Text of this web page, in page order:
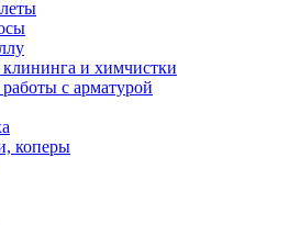
и химчистки
с арматурой
коперы